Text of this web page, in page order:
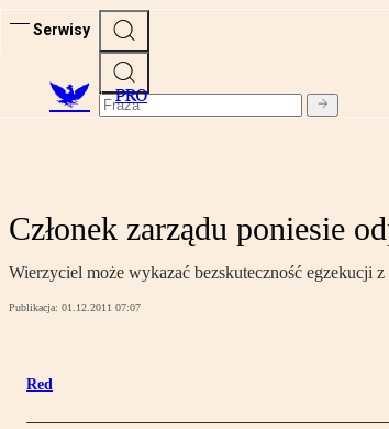
Serwisy
PRO
Członek zarządu poniesie
Wierzyciel może wykazać bezskuteczność egzekucji
Publikacja: 01.12.2011 07:07
Red